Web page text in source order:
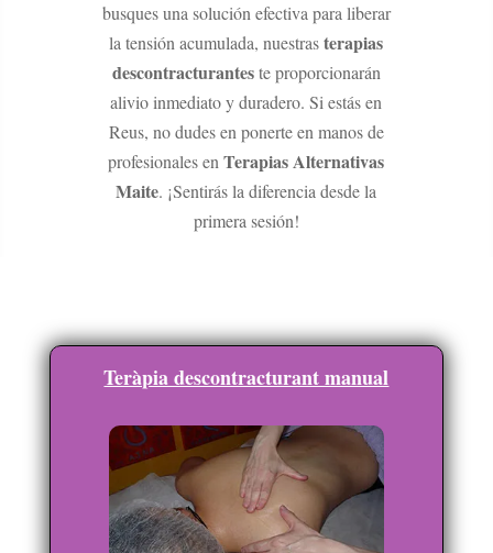
busques una solución efectiva para liberar
la tensión acumulada, nuestrasterapias
descontracturanteste proporcionarán
alivio inmediato y duradero. Si estás en
Reus, no dudes en ponerte en manos de
profesionales enTerapias Alternativas
Maite. ¡Sentirás la diferencia desde la
primera sesión!
Teràpia descontracturant manual